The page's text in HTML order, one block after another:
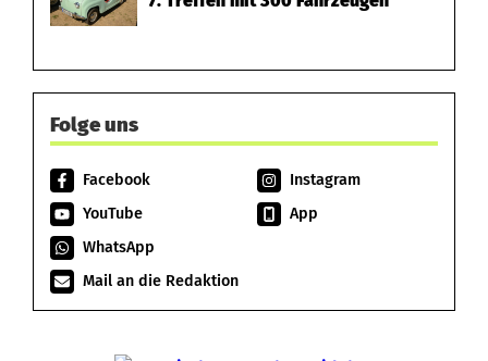
Folge uns
Facebook
Instagram
YouTube
App
WhatsApp
Mail an die Redaktion